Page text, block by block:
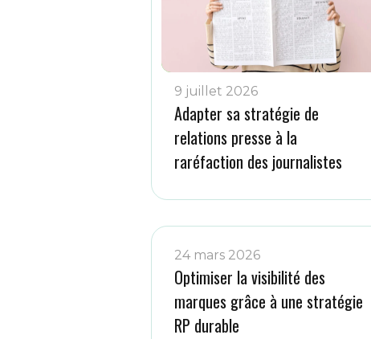
9 juillet 2026
Adapter sa stratégie de
relations presse à la
raréfaction des journalistes
24 mars 2026
Optimiser la visibilité des
marques grâce à une stratégie
RP durable